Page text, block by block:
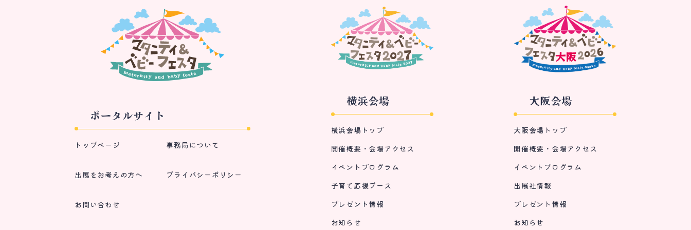
ポータルサイト
トップページ
出展をお考えの方へ
お問い合わせ
事務局について
プライバシーポリシー
横浜会場
横浜会場トップ
開催概要・会場アクセス
イベントプログラム
子育て応援ブース
プレゼント情報
お知らせ
大阪会場
大阪会場トップ
開催概要・会場アクセス
イベントプログラム
出展社情報
プレゼント情報
お知らせ